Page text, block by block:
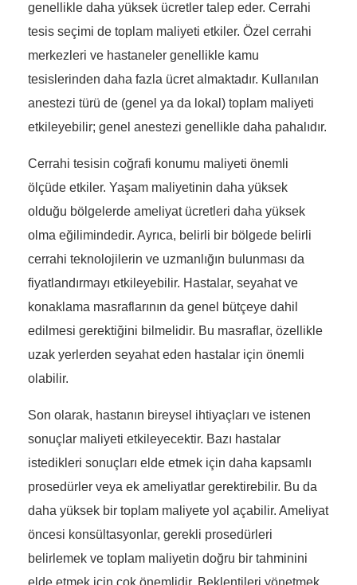
genellikle daha yüksek ücretler talep eder. Cerrahi
tesis seçimi de toplam maliyeti etkiler. Özel cerrahi
merkezleri ve hastaneler genellikle kamu
tesislerinden daha fazla ücret almaktadır. Kullanılan
anestezi türü de (genel ya da lokal) toplam maliyeti
etkileyebilir; genel anestezi genellikle daha pahalıdır.
Cerrahi tesisin coğrafi konumu maliyeti önemli
ölçüde etkiler. Yaşam maliyetinin daha yüksek
olduğu bölgelerde ameliyat ücretleri daha yüksek
olma eğilimindedir. Ayrıca, belirli bir bölgede belirli
cerrahi teknolojilerin ve uzmanlığın bulunması da
fiyatlandırmayı etkileyebilir. Hastalar, seyahat ve
konaklama masraflarının da genel bütçeye dahil
edilmesi gerektiğini bilmelidir. Bu masraflar, özellikle
uzak yerlerden seyahat eden hastalar için önemli
olabilir.
Son olarak, hastanın bireysel ihtiyaçları ve istenen
sonuçlar maliyeti etkileyecektir. Bazı hastalar
istedikleri sonuçları elde etmek için daha kapsamlı
prosedürler veya ek ameliyatlar gerektirebilir. Bu da
daha yüksek bir toplam maliyete yol açabilir. Ameliyat
öncesi konsültasyonlar, gerekli prosedürleri
belirlemek ve toplam maliyetin doğru bir tahminini